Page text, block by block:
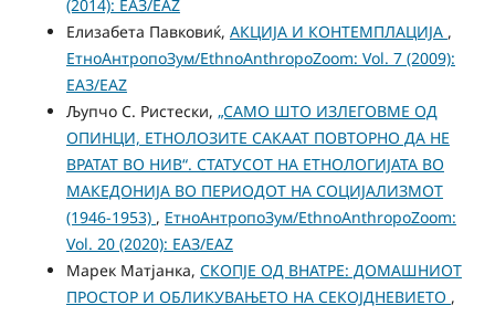
(2014): ЕАЗ/EAZ
Елизабета Павковиќ, АКЦИЈА И КОНТЕМПЛАЦИЈА ,
ЕтноАнтропоЗум/EthnoAnthropoZoom: Vol. 7 (2009):
ЕАЗ/EAZ
Љупчо С. Ристески, „САМО ШТО ИЗЛЕГОВМЕ ОД
ОПИНЦИ, ЕТНОЛОЗИТЕ САКААТ ПОВТОРНО ДА НЕ
ВРАТАТ ВО НИВ“. СТАТУСОТ НА ЕТНОЛОГИЈАТА ВО
МАКЕДОНИЈА ВО ПЕРИОДОТ НА СОЦИЈАЛИЗМОТ
(1946-1953) , ЕтноАнтропоЗум/EthnoAnthropoZoom:
Vol. 20 (2020): ЕАЗ/EAZ
Марек Матјанка, СКОПЈЕ ОД ВНАТРЕ: ДОМАШНИОТ
ПРОСТОР И ОБЛИКУВАЊЕТО НА СЕКОЈДНЕВИЕТО ,